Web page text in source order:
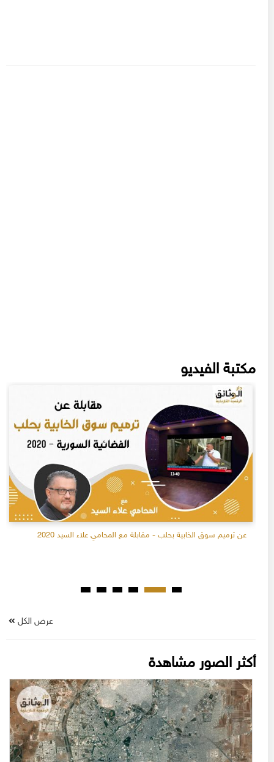
مكتبة الفيديو
عن ترميم سوق الخابية بحلب - مقابلة مع المحامي علاء السيد 2020
عرض الكل
أكثر الصور مشاهدة